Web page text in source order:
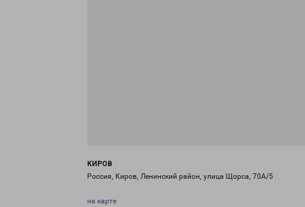
КИРОВ
Россия, Киров, Ленинский район, улица Щорса, 70А/5
на карте